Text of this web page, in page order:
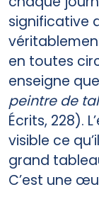
significative
en toutes
enseigne que
peintre de
Écrits, 228).
visible ce
grand
C’est une